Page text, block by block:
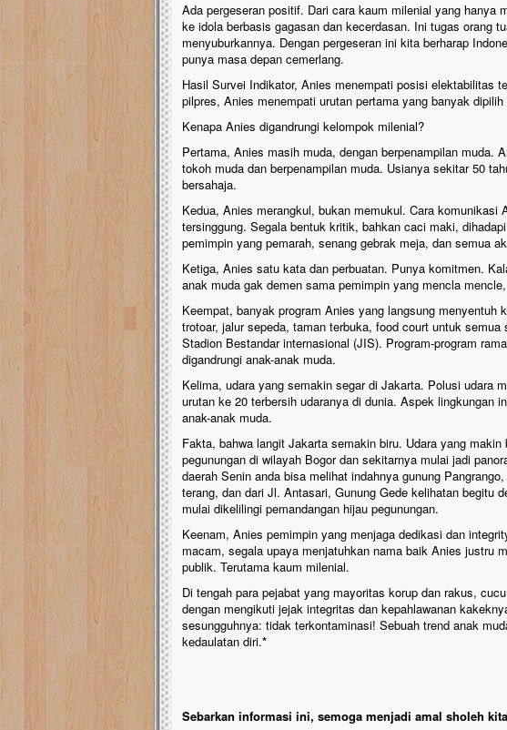
Ada pergeseran positif. Dari cara kaum milenial yang hanya
ke idola berbasis gagasan dan kecerdasan. Ini tugas orang
menyuburkannya. Dengan pergeseran ini kita berharap
punya masa depan cemerlang.
Hasil Survei Indikator, Anies menempati posisi elektabilitas
pilpres, Anies menempati urutan pertama yang banyak
Kenapa Anies digandrungi kelompok milenial?
Pertama, Anies masih muda, dengan berpenampilan muda.
tokoh muda dan berpenampilan muda. Usianya sekitar 50
bersahaja.
Kedua, Anies merangkul, bukan memukul. Cara komunikasi
tersinggung. Segala bentuk kritik, bahkan caci maki,
pemimpin yang pemarah, senang gebrak meja, dan semua
Ketiga, Anies satu kata dan perbuatan. Punya komitmen.
anak muda gak demen sama pemimpin yang mencla
Keempat, banyak program Anies yang langsung menyentuh
trotoar, jalur sepeda, taman terbuka, food court untuk
Stadion Bestandar internasional (JIS). Program-program
digandrungi anak-anak muda.
Kelima, udara yang semakin segar di Jakarta. Polusi udara
urutan ke 20 terbersih udaranya di dunia. Aspek lingkungan
anak-anak muda.
Fakta, bahwa langit Jakarta semakin biru. Udara yang
pegunungan di wilayah Bogor dan sekitarnya mulai jadi
daerah Senin anda bisa melihat indahnya gunung
terang, dan dari Jl. Antasari, Gunung Gede kelihatan begitu
mulai dikelilingi pemandangan hijau pegunungan.
Keenam, Anies pemimpin yang menjaga dedikasi dan
macam, segala upaya menjatuhkan nama baik Anies justru
publik. Terutama kaum milenial.
Di tengah para pejabat yang mayoritas korup dan rakus,
dengan mengikuti jejak integritas dan kepahlawanan
sesungguhnya: tidak terkontaminasi! Sebuah trend anak
kedaulatan diri.*
Sebarkan informasi ini, semoga menjadi amal sholeh